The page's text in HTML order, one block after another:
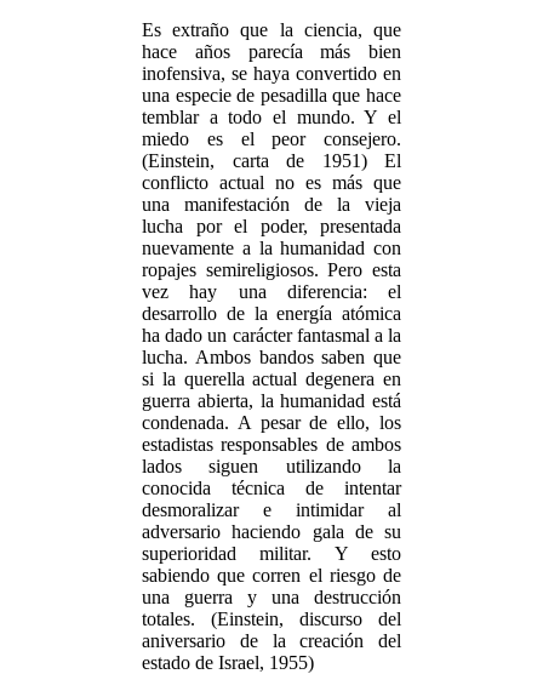
Es extraño que la ciencia, que
hace años parecía más bien
inofensiva, se haya convertido en
una especie de pesadilla que hace
temblar a todo el mundo. Y el
miedo es el peor consejero.
(Einstein, carta de 1951) El
conflicto actual no es más que
una manifestación de la vieja
lucha por el poder, presentada
nuevamente a la humanidad con
ropajes semireligiosos. Pero esta
vez hay una diferencia: el
desarrollo de la energía atómica
ha dado un carácter fantasmal a la
lucha. Ambos bandos saben que
si la querella actual degenera en
guerra abierta, la humanidad está
condenada. A pesar de ello, los
estadistas responsables de ambos
lados siguen utilizando la
conocida técnica de intentar
desmoralizar e intimidar al
adversario haciendo gala de su
superioridad militar. Y esto
sabiendo que corren el riesgo de
una guerra y una destrucción
totales. (Einstein, discurso del
aniversario de la creación del
estado de Israel, 1955)